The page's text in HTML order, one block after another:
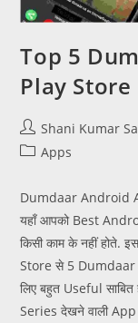
Top 5
Play Store
Shani Kumar
Apps
Dumdaar Android
यहाँ आपको Best
किसी काम के नहीं होते.
Store से 5
लिए बहुत Useful
Series देखने वाली